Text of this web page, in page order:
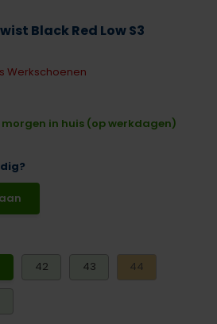
Black Red Low S3
Werkschoenen
morgen in huis (op werkdagen)
42 43 44